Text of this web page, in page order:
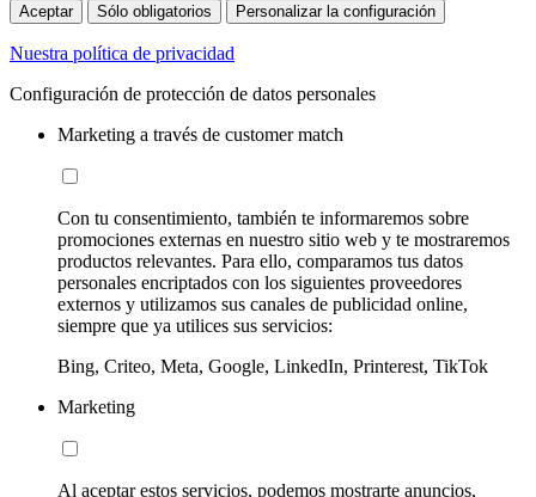
Aceptar Sólo obligatorios Personalizar la configuración
Nuestra política de privacidad
Configuración de protección de datos personales
Marketing a través de customer match
Con tu consentimiento, también te informaremos sobre
promociones externas en nuestro sitio web y te mostraremos
productos relevantes. Para ello, comparamos tus datos
personales encriptados con los siguientes proveedores
externos y utilizamos sus canales de publicidad online,
siempre que ya utilices sus servicios:
Bing, Criteo, Meta, Google, LinkedIn, Printerest, TikTok
Marketing
Al aceptar estos servicios, podemos mostrarte anuncios,